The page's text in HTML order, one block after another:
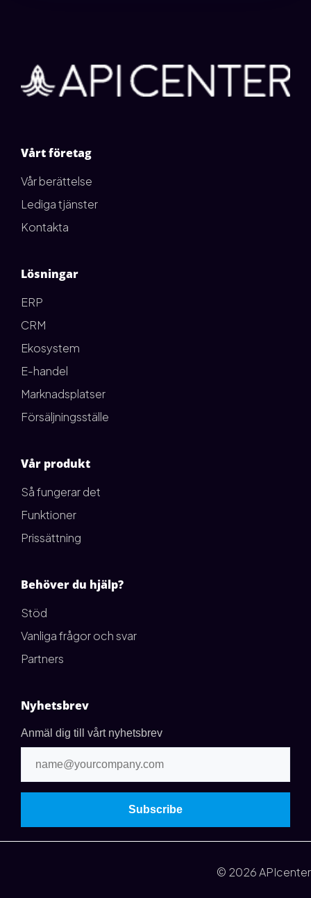
Vårt företag
Vår berättelse
Lediga tjänster
Kontakta
Lösningar
ERP
CRM
Ekosystem
E-handel
Marknadsplatser
Försäljningsställe
Vår produkt
Så fungerar det
Funktioner
Prissättning
Behöver du hjälp?
Stöd
Vanliga frågor och svar
Partners
Nyhetsbrev
Anmäl dig till vårt nyhetsbrev
© 2026 APIcenter